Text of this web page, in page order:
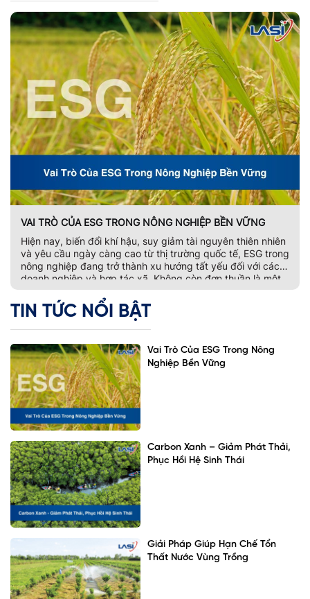
VAI TRÒ CỦA ESG TRONG NÔNG NGHIỆP BỀN VỮNG
Hiện nay, biến đổi khí hậu, suy giảm tài nguyên thiên nhiên
và yêu cầu ngày càng cao từ thị trường quốc tế, ESG trong
nông nghiệp đang trở thành xu hướng tất yếu đối với các
doanh nghiệp và hợp tác xã. Không còn đơn thuần là một
bộ tiêu chí đánh giá phát […]
TIN TỨC NỔI BẬT
Vai Trò Của ESG Trong Nông
Nghiệp Bền Vững
Carbon Xanh – Giảm Phát Thải,
Phục Hồi Hệ Sinh Thái
Giải Pháp Giúp Hạn Chế Tổn
Thất Nước Vùng Trồng